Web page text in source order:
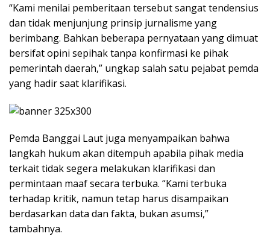
“Kami menilai pemberitaan tersebut sangat tendensius
dan tidak menjunjung prinsip jurnalisme yang
berimbang. Bahkan beberapa pernyataan yang dimuat
bersifat opini sepihak tanpa konfirmasi ke pihak
pemerintah daerah,” ungkap salah satu pejabat pemda
yang hadir saat klarifikasi.
Pemda Banggai Laut juga menyampaikan bahwa
langkah hukum akan ditempuh apabila pihak media
terkait tidak segera melakukan klarifikasi dan
permintaan maaf secara terbuka. “Kami terbuka
terhadap kritik, namun tetap harus disampaikan
berdasarkan data dan fakta, bukan asumsi,”
tambahnya.